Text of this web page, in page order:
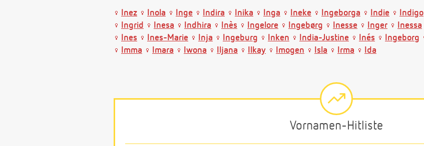
Inez Inola Inge Indira Inika Inga Ineke Ingeborga Indie Indigo
Ingrid
Inesa Indhira Inès Ingelore Ingebørg Inesse Inger Inessa
Ines
Ines-Marie Inja Ingeburg Inken India-Justine Inés Ingeborg
Imma
Imara Iwona Iljana Ilkay Imogen Isla Irma Ida
Vornamen-Hitliste